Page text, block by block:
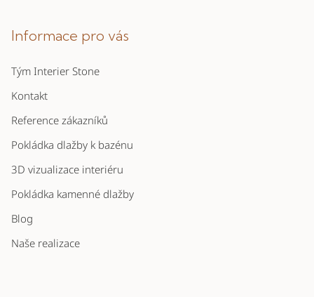
Informace pro vás
Tým Interier Stone
Kontakt
Reference zákazníků
Pokládka dlažby k bazénu
3D vizualizace interiéru
Pokládka kamenné dlažby
Blog
Naše realizace